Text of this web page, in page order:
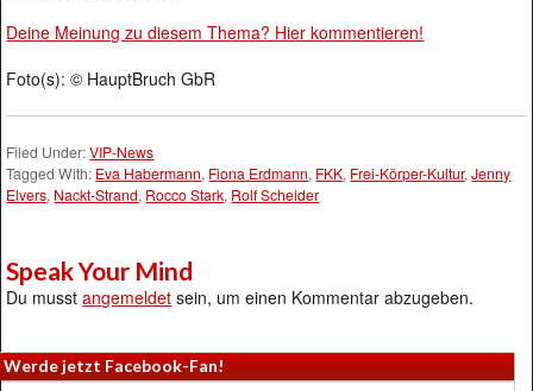
Deine Meinung zu diesem Thema? Hier kommentieren!
Foto(s): © HauptBruch GbR
Filed Under:VIP-News
Tagged With: Eva Habermann, Fiona Erdmann, FKK, Frei-Körper-Kultur,Jenny
Elvers, Nackt-Strand, Rocco Stark, Rolf Scheider
Speak Your Mind
Du musstangemeldet sein, um einen Kommentar abzugeben.
Werde jetzt Facebook-Fan!